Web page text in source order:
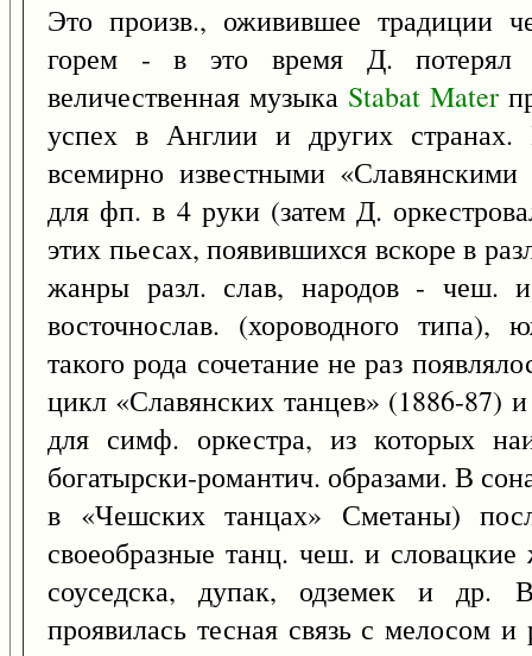
Это произв., оживившее традиции
горем - в это время Д. потерял
величественная музыка Stabat Mater
успех в Англии и других
всемирно известными
для фп. в 4 руки (затем Д.
этих пьесах, появившихся вскоре в
жанры разл. слав, народов - чеш.
восточнослав. (хороводного
такого рода сочетание не раз
цикл «Славянских танцев» (1886-87)
для симф. оркестра, из которых
богатырски-романтич. образами. В
в «Чешских танцах» Сметаны)
своеобразные танц. чеш. и
соуседска, дупак, одземек и др.
проявилась тесная связь с мелосом